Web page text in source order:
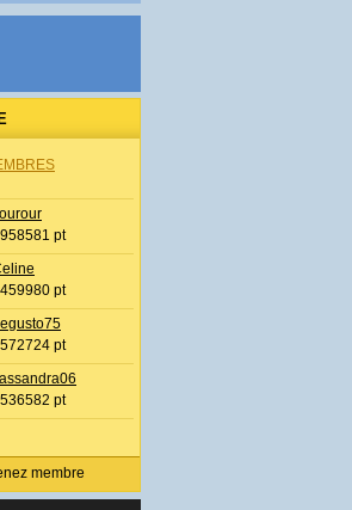
pt
pt
pt
pt
membre